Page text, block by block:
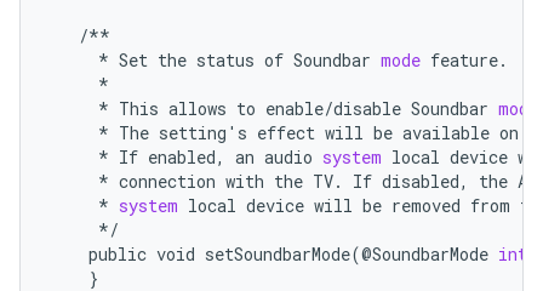
/**
* Set the status of Soundbar mode feature.
*
* This allows to enable/disable Soundbar mode
* The setting ' s effect will be available on
* If enabled, an audio system local device
* connection with the TV. If disabled, the
* system local device will be removed from
*/
public void setSoundbarMode(@SoundbarMode int
}